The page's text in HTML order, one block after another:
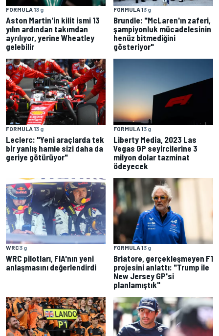
FORMULA 13 g
Aston Martin'in kilit ismi 13
yılın ardından takımdan
ayrılıyor, yerine Wheatley
gelebilir
FORMULA 13 g
Brundle: "McLaren'ın zaferi,
şampiyonluk mücadelesinin
henüz bitmediğini
gösteriyor"
FORMULA 13 g
Leclerc: "Yeni araçlarda tek
bir yanlış hamle sizi daha da
geriye götürüyor"
FORMULA 13 g
Liberty Media, 2023 Las
Vegas GP seyircilerine 3
milyon dolar tazminat
ödeyecek
WRC3 g
WRC pilotları, FIA'nın yeni
anlaşmasını değerlendirdi
FORMULA 13 g
Briatore, gerçekleşmeyen F1
projesini anlattı: "Trump ile
New Jersey GP'si
planlamıştık"